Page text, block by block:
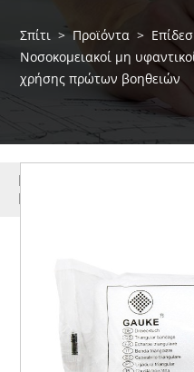
Σπίτι > Προϊόντα >
Νοσοκομειακοί μη
χρήσης πρώτων βοηθειών
ΠΕΡΙΣΣΌΤΕΡΑ
ΠΡΟΪΌΝΤΑ